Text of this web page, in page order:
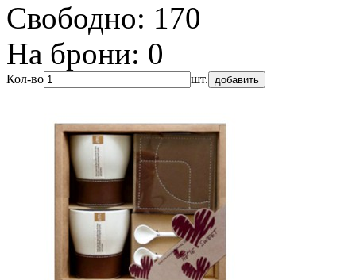
Свободно: 170
На брони: 0
Кол-во шт.